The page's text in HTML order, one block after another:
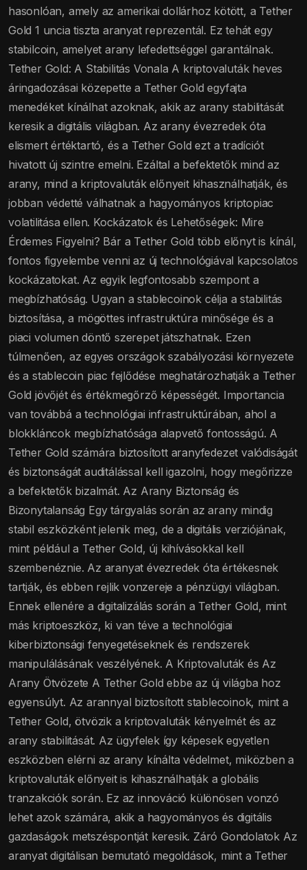
hasonlóan, amely az amerikai dollárhoz kötött, a Tether
Gold 1 uncia tiszta aranyat reprezentál. Ez tehát egy
stabilcoin, amelyet arany lefedettséggel garantálnak.
Tether Gold: A Stabilitás Vonala A kriptovaluták heves
áringadozásai közepette a Tether Gold egyfajta
menedéket kínálhat azoknak, akik az arany stabilitását
keresik a digitális világban. Az arany évezredek óta
elismert értéktartó, és a Tether Gold ezt a tradíciót
hivatott új szintre emelni. Ezáltal a befektetők mind az
arany, mind a kriptovaluták előnyeit kihasználhatják, és
jobban védetté válhatnak a hagyományos kriptopiac
volatilitása ellen. Kockázatok és Lehetőségek: Mire
Érdemes Figyelni? Bár a Tether Gold több előnyt is kínál,
fontos figyelembe venni az új technológiával kapcsolatos
kockázatokat. Az egyik legfontosabb szempont a
megbízhatóság. Ugyan a stablecoinok célja a stabilitás
biztosítása, a mögöttes infrastruktúra minősége és a
piaci volumen döntő szerepet játszhatnak. Ezen
túlmenően, az egyes országok szabályozási környezete
és a stablecoin piac fejlődése meghatározhatják a Tether
Gold jövőjét és értékmegőrző képességét. Importancia
van továbbá a technológiai infrastruktúrában, ahol a
blokkláncok megbízhatósága alapvető fontosságú. A
Tether Gold számára biztosított aranyfedezet valódiságát
és biztonságát auditálással kell igazolni, hogy megőrizze
a befektetők bizalmát. Az Arany Biztonság és
Bizonytalanság Egy tárgyalás során az arany mindig
stabil eszközként jelenik meg, de a digitális verziójának,
mint például a Tether Gold, új kihívásokkal kell
szembenéznie. Az aranyat évezredek óta értékesnek
tartják, és ebben rejlik vonzereje a pénzügyi világban.
Ennek ellenére a digitalizálás során a Tether Gold, mint
más kriptoeszköz, ki van téve a technológiai
kiberbiztonsági fenyegetéseknek és rendszerek
manipulálásának veszélyének. A Kriptovaluták és Az
Arany Ötvözete A Tether Gold ebbe az új világba hoz
egyensúlyt. Az arannyal biztosított stablecoinok, mint a
Tether Gold, ötvözik a kriptovaluták kényelmét és az
arany stabilitását. Az ügyfelek így képesek egyetlen
eszközben elérni az arany kínálta védelmet, miközben a
kriptovaluták előnyeit is kihasználhatják a globális
tranzakciók során. Ez az innováció különösen vonzó
lehet azok számára, akik a hagyományos és digitális
gazdaságok metszéspontját keresik. Záró Gondolatok Az
aranyat digitálisan bemutató megoldások, mint a Tether